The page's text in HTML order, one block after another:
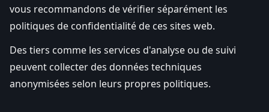
vous recommandons de vérifier séparément les
politiques de confidentialité de ces sites web.
Des tiers comme les services d'analyse ou de suivi
peuvent collecter des données techniques
anonymisées selon leurs propres politiques.